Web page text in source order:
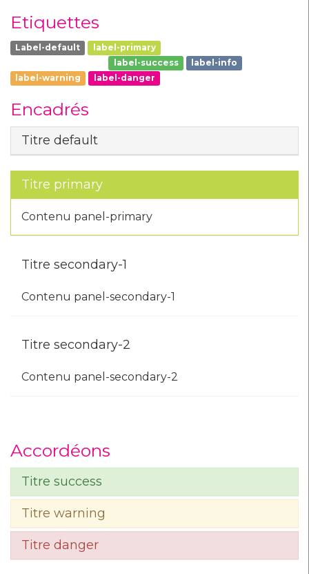
Etiquettes
Label-default label-primary
label-success
label-info
label-warning
label-danger
Encadrés
Titre default
Titre primary
Contenu panel-primary
Titre secondary-1
Contenu panel-secondary-1
Titre secondary-2
Contenu panel-secondary-2
Accordéons
Titre success
Titre warning
Titre danger